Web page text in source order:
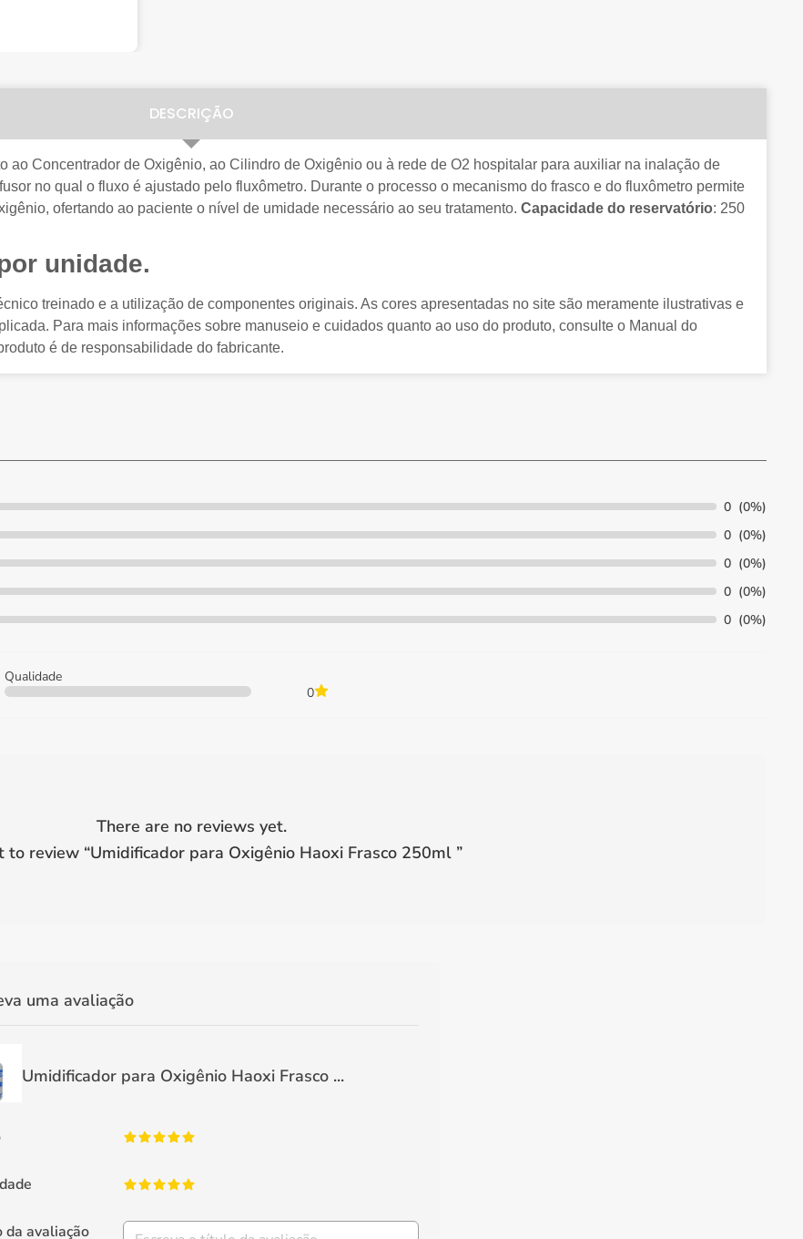
DESCRIÇÃO
ao Concentrador de Oxigênio, ao Cilindro de Oxigênio ou à rede de O2 hospitalar para auxiliar na inalação de
no qual o fluxo é ajustado pelo fluxômetro. Durante o processo o mecanismo do frasco e do fluxômetro permite
ofertando ao paciente o nível de umidade necessário ao seu tratamento. Capacidade do reservatório: 250
unidade.
treinado e a utilização de componentes originais. As cores apresentadas no site são meramente ilustrativas e
Para mais informações sobre manuseio e cuidados quanto ao uso do produto, consulte o Manual do
é de responsabilidade do fabricante.
0 (0%)
0 (0%)
0 (0%)
0 (0%)
0 (0%)
Qualidade
0
There are no reviews yet.
to review “Umidificador para Oxigênio Haoxi Frasco 250ml”
uma avaliação
Umidificador para Oxigênio Haoxi Frasco ...
da avaliação